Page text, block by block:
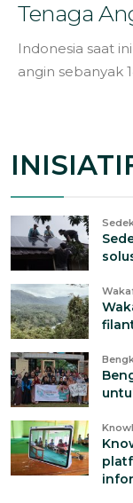
Tenaga
Indonesia saat
angin sebanyak